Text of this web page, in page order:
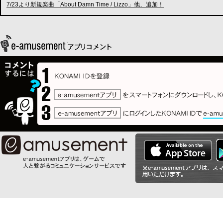
7/23より新規楽曲「About Damn Time / Lizzo」他、追加！